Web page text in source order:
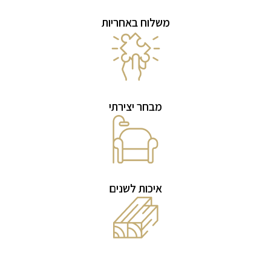
משלוח באחריות
מבחר יצירתי
איכות לשנים